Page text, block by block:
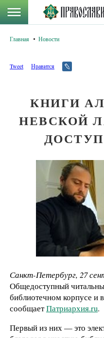
Главная Новости
Tweet Нравится
КНИГИ
НЕВСКОЙ
Санкт-Петербург, 27
Общедоступный
библиотечном корпусе и
сообщаетПатриархия.ru.
Первый из них — это